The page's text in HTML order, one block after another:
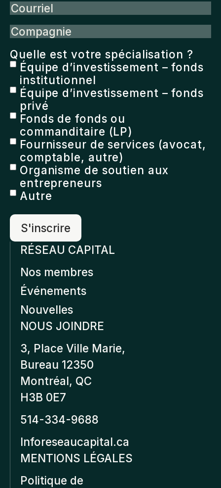
Courriel
Compagnie
Quelle est votre spécialisation ?
Équipe d’investissement – fonds
institutionnel
Équipe d’investissement – fonds
privé
Fonds de fonds ou
commanditaire (LP)
Fournisseur de services (avocat,
comptable, autre)
Organisme de soutien aux
entrepreneurs
Autre
RÉSEAU CAPITAL
Nos membres
Événements
Nouvelles
NOUS JOINDRE
3, Place Ville Marie,
Bureau 12350
Montréal, QC
H3B 0E7
514-334-9688
Inforeseaucapital.ca
MENTIONS LÉGALES
Politique de